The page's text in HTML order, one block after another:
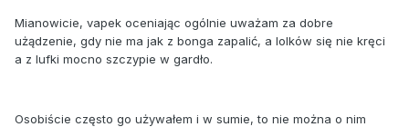
Mianowicie, vapek oceniając ogólnie uważam za dobre
użądzenie, gdy nie ma jak z bonga zapalić, a lolków się nie kręci
a z lufki mocno szczypie w gardło.
Osobiście często go używałem i w sumie, to nie można o nim